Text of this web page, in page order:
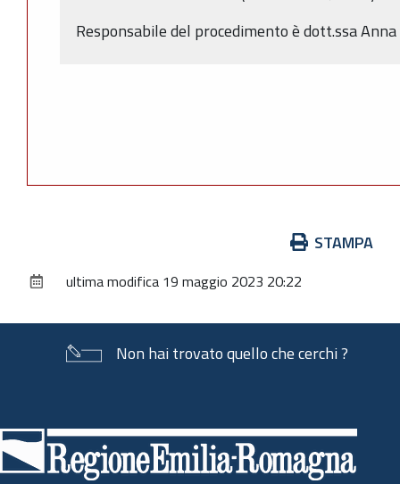
Responsabile del procedimento è dott.ssa
documento
STAMPA
ultima modifica 19 maggio 2023 20:22
Non hai trovato quello che cerchi ?
di
pagina